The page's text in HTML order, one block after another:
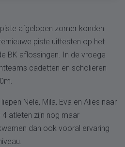
afgelopen zomer konden
piste uittesten op het
BK aflossingen. In de vroege
cadetten en scholieren
liepen Nele, Mila, Eva en Alies naar
4 atleten zijn nog maar
dan ook vooral ervaring